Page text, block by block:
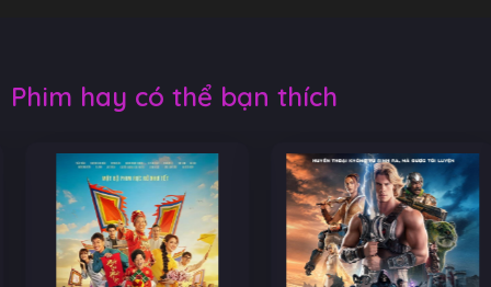
Phim hay có thể bạn thích